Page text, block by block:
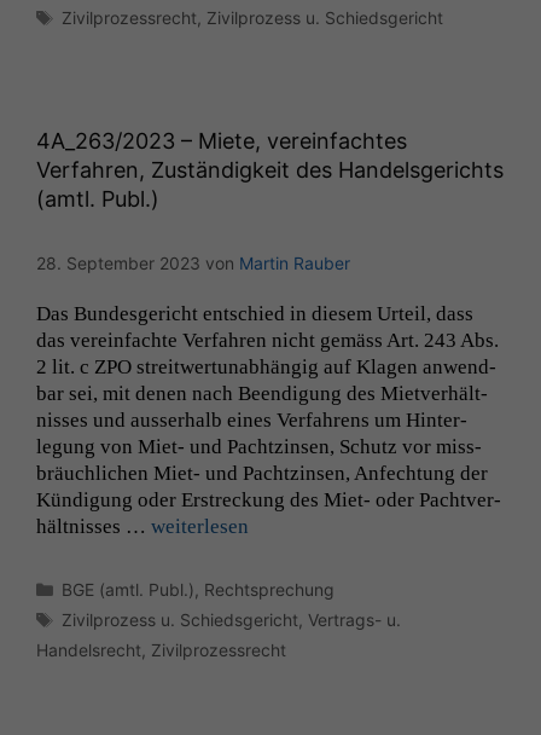
Schlagwörter
Zivilprozessrecht Zivilprozess u. Schiedsgericht
4A_263/2023 – Miete, vereinfachtes
Verfahren, Zuständigkeit des Handelsgerichts
(amtl. Publ.)
28. September 2023 von Martin Rauber
Das Bun­des­gericht entsch­ied in diesem Urteil, dass
das vere­in­fachte Ver­fahren nicht gemäss Art. 243 Abs.
2 lit. c ZPO stre­itwer­tun­ab­hängig auf Kla­gen anwend­
bar sei, mit denen nach Beendi­gung des Mietver­hält­
niss­es und ausser­halb eines Ver­fahrens um Hin­ter­
legung von Miet- und Pachtzin­sen, Schutz vor miss­
bräuch­lichen Miet- und Pachtzin­sen, Anfech­tung der
Kündi­gung oder Erstreck­ung des Miet- oder Pachtver­
hält­niss­es … weit­er­lesen
Kategorien
BGE (amtl. Publ.) Rechtsprechung
Schlagwörter
Zivilprozess u. Schiedsgericht ,Vertrags- u.
Handelsrecht Zivilprozessrecht
Cookies
Diese
Cookies sind
nicht
optional, es
braucht sie,
damit die
Website
korrekt